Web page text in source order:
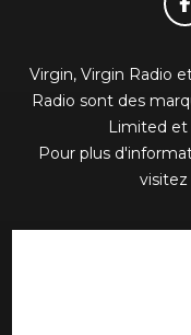
Virgin, Virgin Radio
Radio sont des
Limited et
Pour plus
visitez